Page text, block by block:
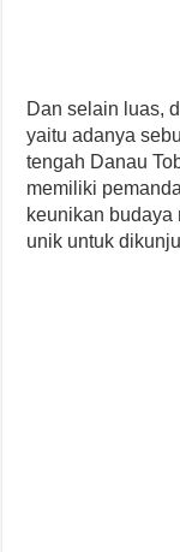
Dan selain luas,
yaitu adanya
tengah Danau
memiliki
keunikan budaya
unik untuk